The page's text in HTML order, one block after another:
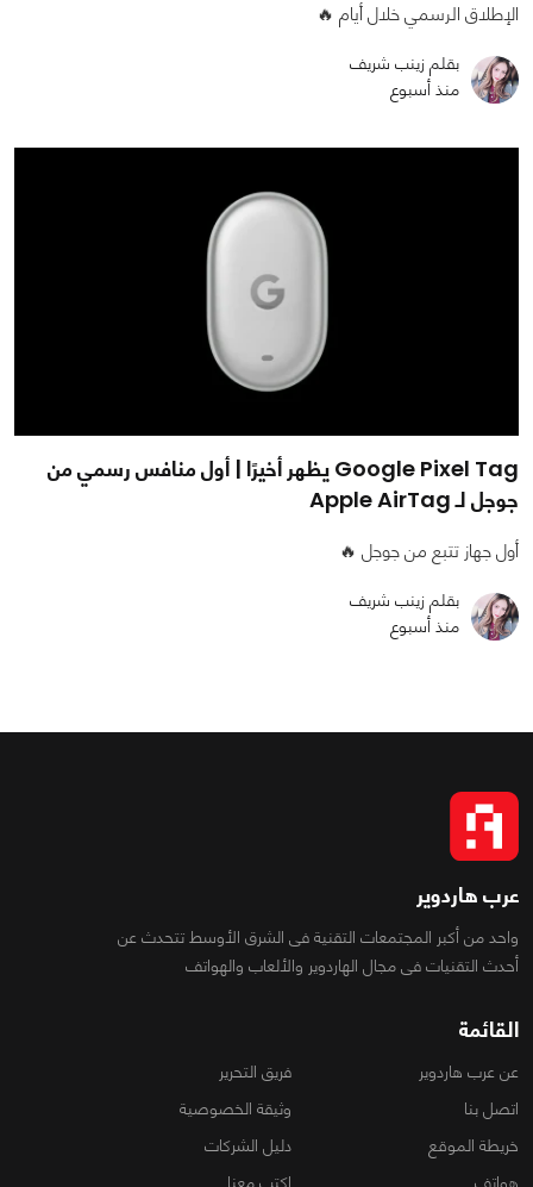
الإطلاق الرسمي خلال أيام 🔥
بقلم زينب شريف
منذ أسبوع
Google Pixel Tag يظهر أخيرًا | أول منافس رسمي من
جوجل لـ Apple AirTag
أول جهاز تتبع من جوجل 🔥
بقلم زينب شريف
منذ أسبوع
عرب هاردوير
واحد من أكبر المجتمعات التقنية فى الشرق الأوسط تتحدث عن
أحدث التقنيات فى مجال الهاردوير والألعاب والهواتف
القائمة
عن عرب هاردوير
فريق التحرير
اتصل بنا
وثيقة الخصوصية
خريطة الموقع
دليل الشركات
هواتف
اكتب معنا